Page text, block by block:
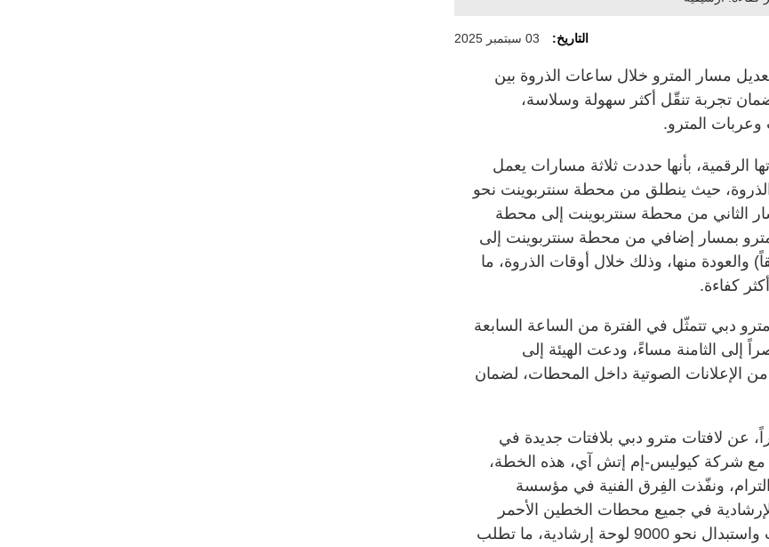
التاريخ: 03 سبتمبر 2025
مسار المترو خلال ساعات الذروة بين
تجربة تنقّل أكثر سهولة وسلاسة،
المترو.
الرقمية، بأنها حددت ثلاثة مسارات يعمل
الذروة، حيث ينطلق من محطة سنتربوينت نحو
الثاني من محطة سنتربوينت إلى محطة
يعمل المترو بمسار إضافي من محطة سنتربوينت إلى
منها، وذلك خلال أوقات الذروة، ما
كفاءة.
دبي تتمثّل في الفترة من الساعة السابعة
إلى الثامنة مساءً، ودعت الهيئة إلى
الإعلانات الصوتية داخل المحطات، لضمان
عن لافتات مترو دبي بلافتات جديدة في
مع شركة كيوليس-إم إتش آي، هذه الخطة،
ونفّذت الفِرق الفنية في مؤسسة
في جميع محطات الخطين الأحمر
والأخضر، وفي إطار هذه الخطة تم تركيب واستبدال نحو 9000 لوحة إرشادية، ما تطلب